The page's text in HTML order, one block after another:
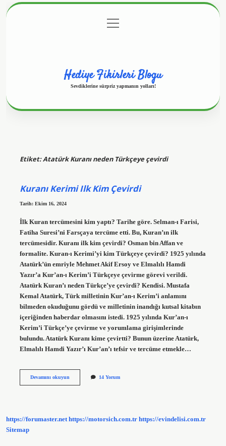
Gizlilik Politikası
menüyü
aç
Hediye Fikirleri Blogu
Sevdiklerine sürpriz yapmanın yolları!
Etiket:Atatürk Kuranı neden Türkçeye çevirdi
Kuranı Kerimi Ilk Kim Çevirdi
Tarih: Ekim 16, 2024
İlk Kuran tercümesini kim yaptı? Tarihe göre. Selman-ı Farisi,
Fatiha Suresi’ni Farsçaya tercüme etti. Bu, Kuran’ın ilk
tercümesidir. Kuranı ilk kim çevirdi? Osman bin Affan ve
formalite. Kuran-ı Kerimi’yi kim Türkçeye çevirdi? 1925 yılında
Atatürk’ün emriyle Mehmet Akif Ersoy ve Elmalılı Hamdi
Yazır’a Kur’an-ı Kerim’i Türkçeye çevirme görevi verildi.
Atatürk Kuran’ı neden Türkçe’ye çevirdi? Kendisi. Mustafa
Kemal Atatürk, Türk milletinin Kur’an-ı Kerim’i anlamını
bilmeden okuduğunu gördü ve milletinin inandığı kutsal kitabın
içeriğinden haberdar olmasını istedi. 1925 yılında Kur’an-ı
Kerim’i Türkçe’ye çevirme ve yorumlama girişimlerinde
bulundu. Atatürk Kuranı kime çevirtti? Bunun üzerine Atatürk,
Elmalılı Hamdi Yazır’ı Kur’an’ı tefsir ve tercüme etmekle…
Devamını okuyunKuranı
14 Yorum
https://forumaster.net https://motorsich.com.tr https://evindelisi.com.tr
Sitemap